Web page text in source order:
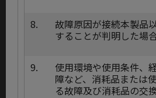
8.
故障原因が接続本製品
することが判明した場合
9.
使用環境や使用条件、
障など、消耗品または
る故障及び消耗品の交